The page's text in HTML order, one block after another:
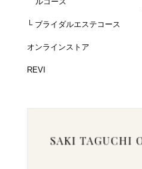
└ ブライダルエステコース
オンラインストア
REVI